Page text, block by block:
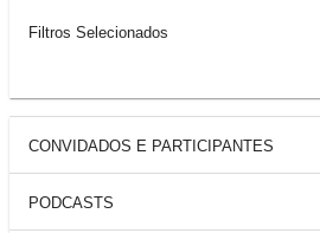
Filtros Selecionados
CONVIDADOS E PARTICIPANTES
PODCASTS